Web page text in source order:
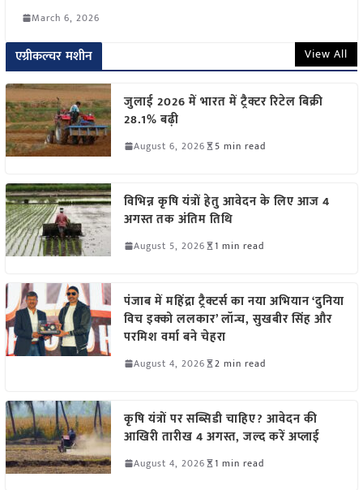
March 6, 2026
एग्रीकल्चर मशीन View All
जुलाई 2026 में भारत में ट्रैक्टर रिटेल बिक्री
28.1% बढ़ी
August 6, 2026 5 min read
विभिन्न कृषि यंत्रों हेतु आवेदन के लिए आज 4
अगस्त तक अंतिम तिथि
August 5, 2026 1 min read
पंजाब में महिंद्रा ट्रैक्टर्स का नया अभियान ‘दुनिया
विच इक्को ललकार’ लॉन्च, सुखबीर सिंह और
परमिश वर्मा बने चेहरा
August 4, 2026 2 min read
कृषि यंत्रों पर सब्सिडी चाहिए? आवेदन की
आखिरी तारीख 4 अगस्त, जल्द करें अप्लाई
August 4, 2026 1 min read